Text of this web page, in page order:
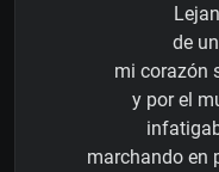
de
mi corazón
y por el
marchando en